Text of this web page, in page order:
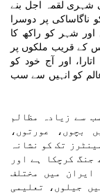
شہری لقمہ اجل بنے
تین دن بعد، ۹ اگست کو ناگاساکی پر دوسرا
اور شہر کو راکھ کا
کے قریب ملکوں پر
اور آج خود کو
عالم کو انہیں سے سب
سے زیادہ مظالم
بچوں، عورتوں،
تک کو نشانہ
جنگ کرچکا ہے اور
ایران میں مختلف
جیلوں، تعلیمی